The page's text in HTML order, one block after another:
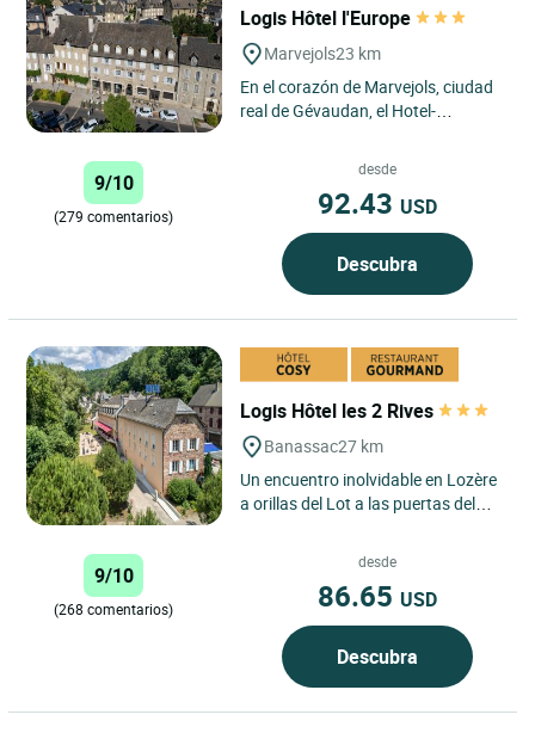
Logis Hôtel l'Europe
Marvejols23 km
En el corazón de Marvejols, ciudad
real de Gévaudan, el Hotel-
9/10
(279 comentarios)
desde
92.43 USD
Descubra
Logis Hôtel les 2 Rives
Banassac27 km
Un encuentro inolvidable en Lozère
a orillas del Lot a las puertas del
Situado en Lozère, en Banassac -
9/10
(268 comentarios)
desde
86.65 USD
Descubra